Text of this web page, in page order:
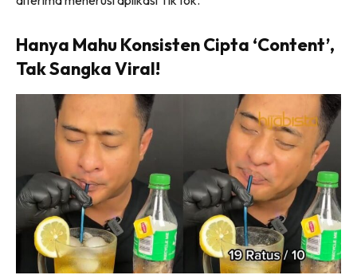
Hanya Mahu Konsisten Cipta ‘Content’,
Tak Sangka Viral!